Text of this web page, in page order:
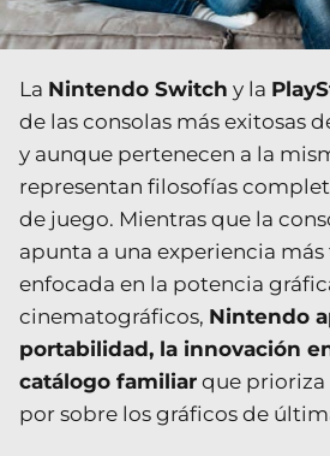
La Nintendo Switch y la
de las consolas más exitosas
y aunque pertenecen a la
representan filosofías
de juego. Mientras que la
apunta a una experiencia
enfocada en la potencia
cinematográficos, Nintendo
portabilidad, la innovación
catálogo familiar que prioriza
por sobre los gráficos de